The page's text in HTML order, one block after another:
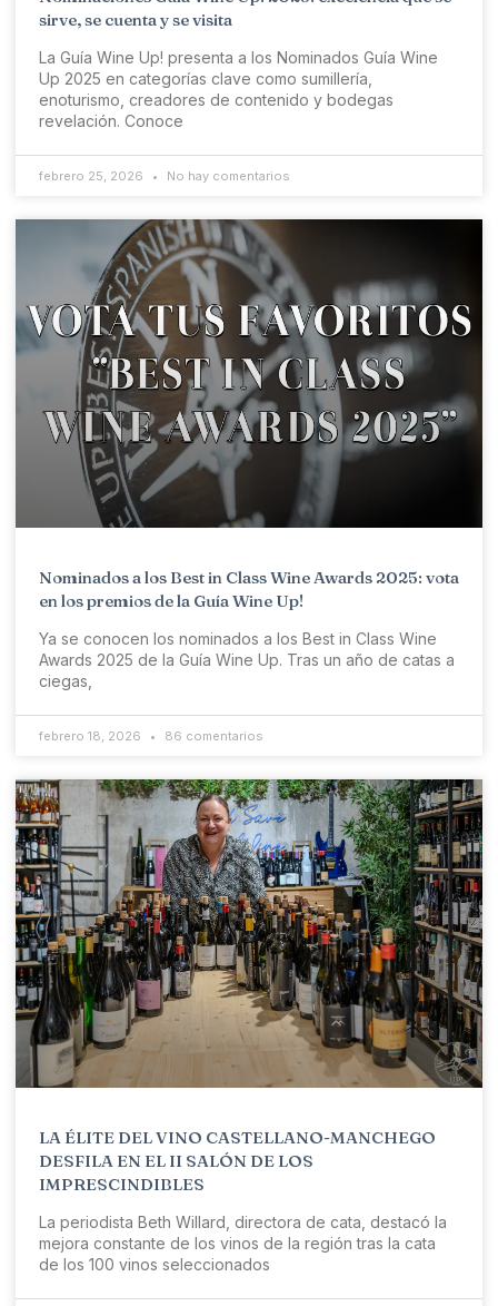
sirve, se cuenta y se visita
La Guía Wine Up! presenta a los Nominados Guía Wine
Up 2025 en categorías clave como sumillería,
enoturismo, creadores de contenido y bodegas
revelación. Conoce
febrero 25, 2026 No hay comentarios
Nominados a los Best in Class Wine Awards 2025: vota
en los premios de la Guía Wine Up!
Ya se conocen los nominados a los Best in Class Wine
Awards 2025 de la Guía Wine Up. Tras un año de catas a
ciegas,
febrero 18, 2026 86 comentarios
LA ÉLITE DEL VINO CASTELLANO-MANCHEGO
DESFILA EN EL II SALÓN DE LOS
IMPRESCINDIBLES
La periodista Beth Willard, directora de cata, destacó la
mejora constante de los vinos de la región tras la cata
de los 100 vinos seleccionados